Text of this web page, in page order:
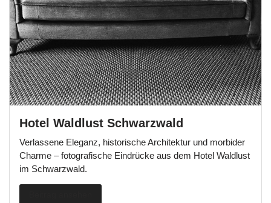
Hotel Waldlust Schwarzwald
Verlassene Eleganz, historische Architektur und morbider
Charme – fotografische Eindrücke aus dem Hotel Waldlust
im Schwarzwald.